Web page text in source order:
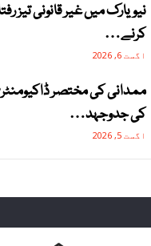
نیویارک میں غیر قانونی تیز
کرنے…
اگست 6, 2026
ممدانی کی مختصر
کی جدوجہد…
اگست 5, 2026